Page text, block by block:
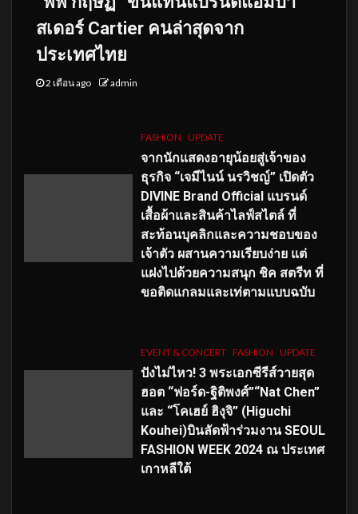
สเดอร์ Cartier คนล่าสุดจาก
ประเทศไทย
2 เดือน ago admin
FASHION UPDATE
จากนักแสดงอายุน้อยสู่เจ้าของ
ธุรกิจ “เจมีไนน์ นรวิชญ์” เปิดตัว
DIVINE Brand Official แบรนด์
เสื้อผ้าและสินค้าไลฟ์สไตล์ ที่
สะท้อนบุคลิกและความชอบของ
เจ้าตัว ผสานความเรียบง่าย แต่
แฝงไปด้วยความสนุก ชิค สตรีท ที่
ขอติดแกลมและเท่ตามแบบฉบับ
EVENT & CONCERT FASHION UPDATE
ปังไม่ไหว! 3 พระเอกซีรีส์วายสุด
ฮอต “ฟอร์ด-ฐิติพงศ์”“Nat Chen”
และ “โคเฮย์ ฮิงุจิ” (Higuchi
Kouhei)บินลัดฟ้าร่วมงาน SEOUL
FASHION WEEK 2024 ณ ประเทศ
เกาหลีใต้